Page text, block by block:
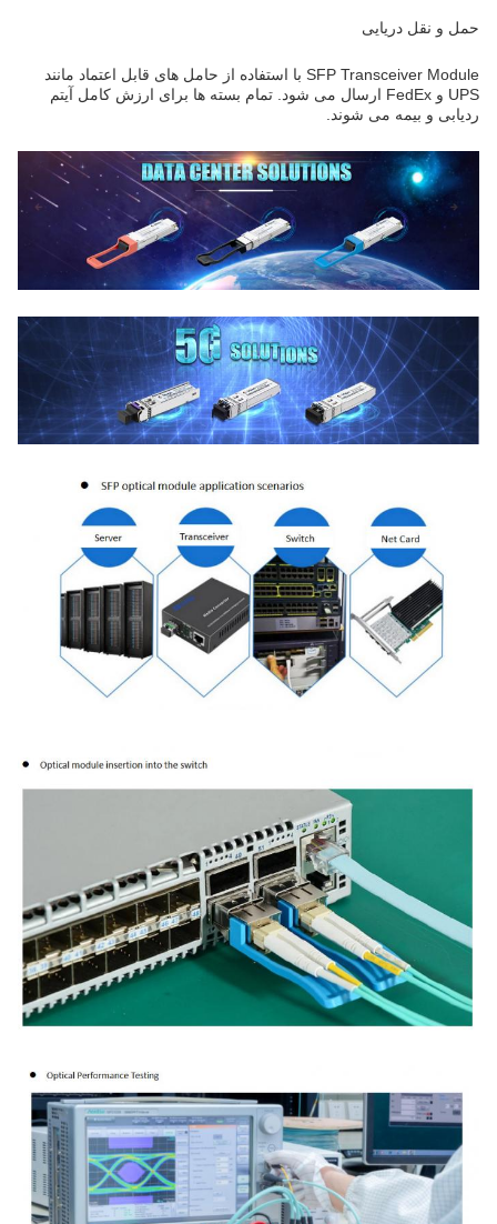
حمل و نقل دریایی
SFP Transceiver Module با استفاده از حامل های قابل اعتماد مانند
UPS و FedEx ارسال می شود. تمام بسته ها برای ارزش کامل آیتم
ردیابی و بیمه می شوند.